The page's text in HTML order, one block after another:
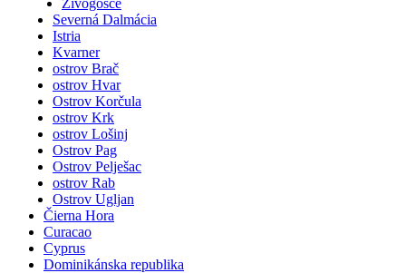
Živogošće
Severná Dalmácia
Istria
Kvarner
ostrov Brač
ostrov Hvar
Ostrov Korčula
ostrov Krk
ostrov Lošinj
Ostrov Pag
Ostrov Pelješac
ostrov Rab
Ostrov Ugljan
Čierna Hora
Curacao
Cyprus
Dominikánska republika